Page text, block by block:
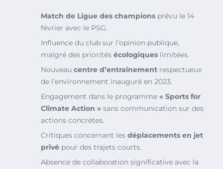
Match de Ligue des champions prévu le 14
février avec le PSG.
Influence du club sur l’opinion publique,
malgré des priorités écologiques limitées.
Nouveau centre d’entraînement respectueux
de l’environnement inauguré en 2023.
Engagement dans le programme « Sports for
Climate Action » sans communication sur des
actions concrètes.
Critiques concernant les déplacements en jet
privé pour des trajets courts.
Absence de collaboration significative avec la